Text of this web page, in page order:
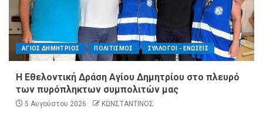
ΑΓΙΟΣ ΔΗΜΗΤΡΙΟΣ ΠΟΛΙΤΙΣΜΟΣ ΣΥΛΛΟΓΟΙ - ΕΝΩΣΕΙΣ
Η Εθελοντική Δράση Αγίου Δημητρίου στο πλευρό
των πυρόπληκτων συμπολιτών μας
5 Αυγούστου 2026 ΚΩΝΣΤΑΝΤΙΝΟΣ